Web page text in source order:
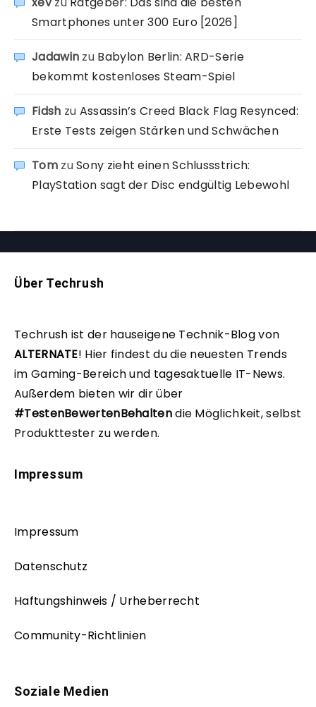
Smartphones unter 300 Euro [2026]
Jadawin zu Babylon Berlin: ARD-Serie
bekommt kostenloses Steam-Spiel
Fidsh zu Assassin’s Creed Black Flag Resynced:
Erste Tests zeigen Stärken und Schwächen
TomzuSony zieht einen Schlussstrich:
PlayStation sagt der Disc endgültig Lebewohl
Über Techrush
Techrush ist der hauseigene Technik-Blog von
ALTERNATE! Hier findest du die neuesten Trends
im Gaming-Bereich und tagesaktuelle IT-News.
Außerdem bieten wir dir über
#TestenBewertenBehaltendie Möglichkeit, selbst
Produkttester zu werden.
Impressum
Impressum
Datenschutz
Haftungshinweis / Urheberrecht
Community-Richtlinien
Soziale Medien